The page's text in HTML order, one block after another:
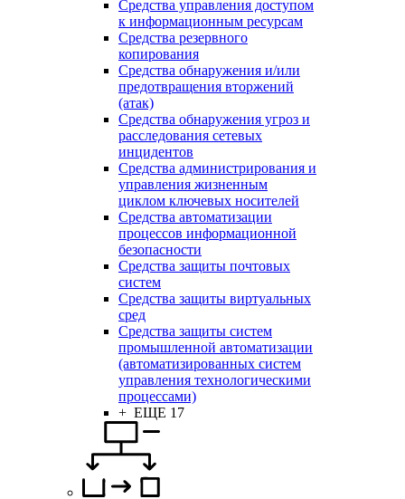
Средства управления доступом
к информационным ресурсам
Средства резервного
копирования
Средства обнаружения и/или
предотвращения вторжений
(атак)
Средства обнаружения угроз и
расследования сетевых
инцидентов
Средства администрирования и
управления жизненным
циклом ключевых носителей
Средства автоматизации
процессов информационной
безопасности
Средства защиты почтовых
систем
Средства защиты виртуальных
сред
Средства защиты систем
промышленной автоматизации
(автоматизированных систем
управления технологическими
процессами)
+ ЕЩЕ 17